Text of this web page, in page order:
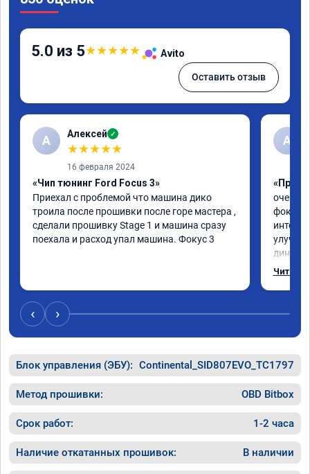
5.0 из 5★★★★★ Avito
Оставить отзыв
А Алексей ✓
★★★★★
16 февраля 2024
«Чип тюнинг Ford Focus 3»
Приехал с проблемой что машина дико
троила после прошивки после горе мастера ,
сделали прошивку Stage 1 и машина сразу
поехала и расход упал машина. Фокус 3
А
очень
фокус
эмоции
Читать
‹ ›
Блок управления (ЭБУ): Continental_SID807EVO_TC1797
Метод прошивки: OBD Bitbox
Срок работ: 1-2 часа
Наличие откатанных прошивок: В наличии